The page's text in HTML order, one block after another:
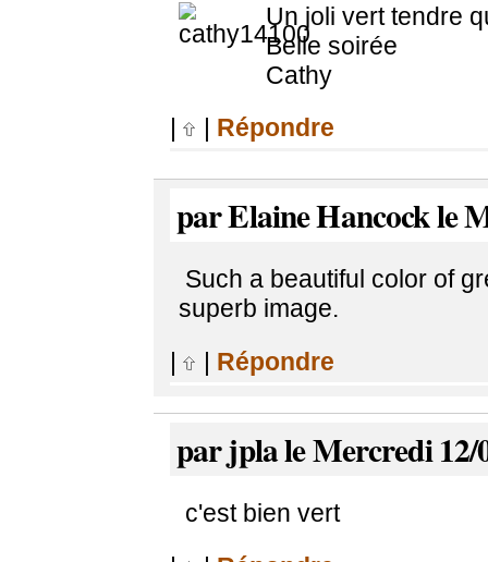
Un joli vert tendre
Belle soirée
Cathy
Répondre
par Elaine Hancock le
Such a beautiful color of
superb image.
|
| Répondre
par jpla le Mercredi 12/
c'est bien vert